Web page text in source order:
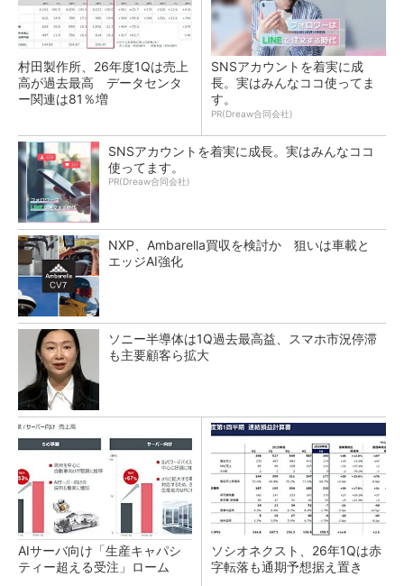
村田製作所、26年度1Qは売上
高が過去最高 データセンタ
ー関連は81％増
SNSアカウントを着実に成
長。実はみんなココ使ってま
す。
PR(Dreaw合同会社)
SNSアカウントを着実に成長。実はみんなココ
使ってます。
PR(Dreaw合同会社)
NXP、Ambarella買収を検討か 狙いは車載と
エッジAI強化
ソニー半導体は1Q過去最高益、スマホ市況停滞
も主要顧客ら拡大
AIサーバ向け「生産キャパシ
ティー超える受注」ローム
ソシオネクスト、26年1Qは赤
字転落も通期予想据え置き